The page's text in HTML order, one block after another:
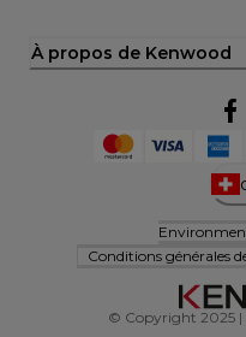
À propos de Kenwood
Conditions générales
© Copyright 2025 |